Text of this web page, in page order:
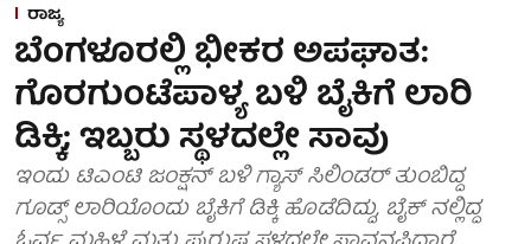
ರಾಜ್ಯ
ಬೆಂಗಳೂರಲ್ಲಿ ಭೀಕರ ಅಪಘಾತ:
ಗೊರಗುಂಟೆಪಾಳ್ಯ ಬಳಿ ಬೈಕಿಗೆ ಲಾರಿ
ಡಿಕ್ಕಿ; ಇಬ್ಬರು ಸ್ಥಳದಲ್ಲೇ ಸಾವು
ಇಂದು ಟಿಎಂಟಿ ಜಂಕ್ಷನ್ ಬಳಿ ಗ್ಯಾಸ್‌ ಸಿಲಿಂಡರ್‌ ತುಂಬಿದ್ದ
ಗೂಡ್ಸ್‌ ಲಾರಿಯೊಂದು ಬೈಕಿಗೆ ಡಿಕ್ಕಿ ಹೊಡೆದಿದ್ದು, ಬೈಕ್ ನಲ್ಲಿದ್ದ